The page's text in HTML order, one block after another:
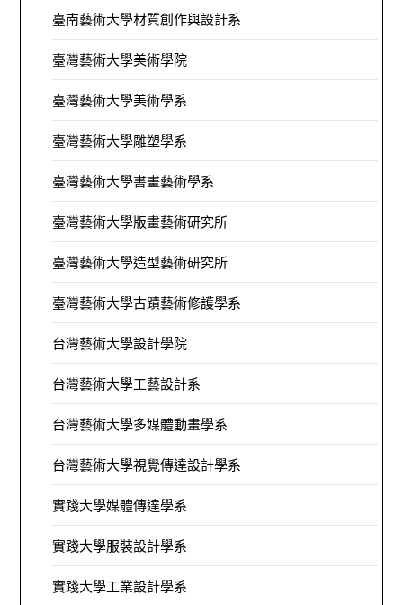
臺南藝術大學材質創作與設計系
臺灣藝術大學美術學院
臺灣藝術大學美術學系
臺灣藝術大學雕塑學系
臺灣藝術大學書畫藝術學系
臺灣藝術大學版畫藝術研究所
臺灣藝術大學造型藝術研究所
臺灣藝術大學古蹟藝術修護學系
台灣藝術大學設計學院
台灣藝術大學工藝設計系
台灣藝術大學多媒體動畫學系
台灣藝術大學視覺傳達設計學系
實踐大學媒體傳達學系
實踐大學服裝設計學系
實踐大學工業設計學系